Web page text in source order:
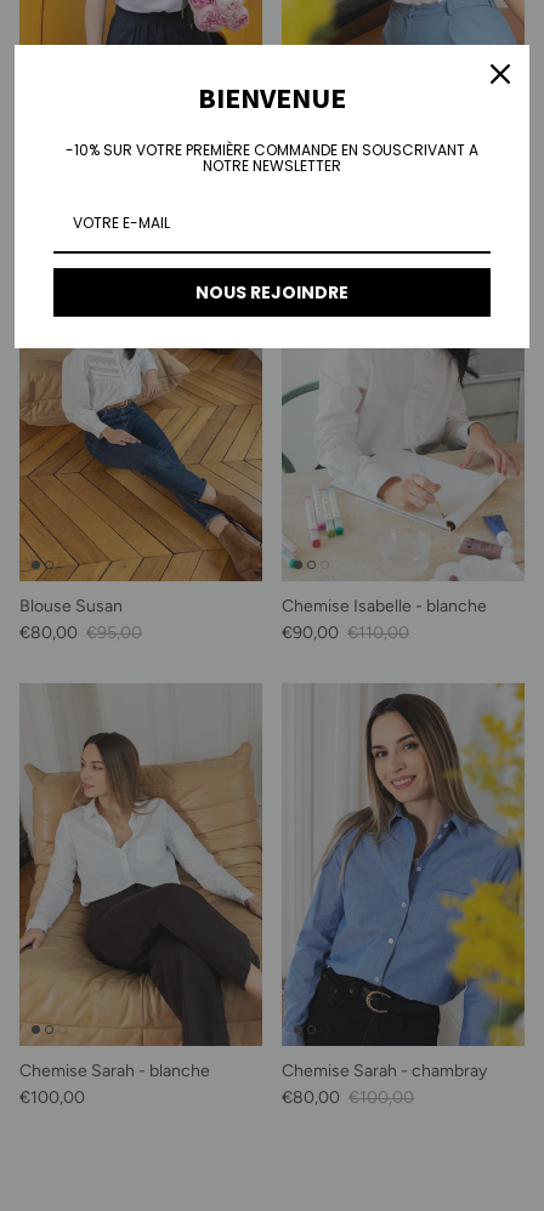
Tee-shirt Norah - blanc
Tee-shirt Simone - blanc
Prix habituel
€35,00
Blouse Susan
Prix soldé
€80,00 Prix habituel
€95,00
Chemise Isabelle - blanche
Prix soldé
€90,00 Prix habituel
€110,00
Chemise Sarah - blanche
Prix habituel
€100,00
Chemise Sarah - chambray
Prix soldé
€80,00 Prix habituel
€100,00
BIENVENUE
-10% SUR VOTRE PREMIÈRE COMMANDE EN SOUSCRIVANT A
NOTRE NEWSLETTER
NOUS REJOINDRE